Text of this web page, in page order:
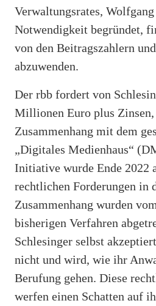
Verwaltungsrates,
Notwendigkeit begründet,
von den Beitragszahlern
abzuwenden.
Der rbb fordert von
Millionen Euro plus
Zusammenhang mit dem
„Digitales Medienhaus“
Initiative wurde Ende 2022
rechtlichen Forderungen in
Zusammenhang wurden
bisherigen Verfahren
Schlesinger selbst
nicht und wird, wie ihr
Berufung gehen. Diese
werfen einen Schatten auf